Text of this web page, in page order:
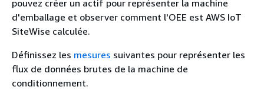
pouvez créer un actif pour représenter la machine
d'emballage et observer comment l'OEE est AWS IoT
SiteWise calculée.
Définissez les mesures suivantes pour représenter les
flux de données brutes de la machine de
conditionnement.